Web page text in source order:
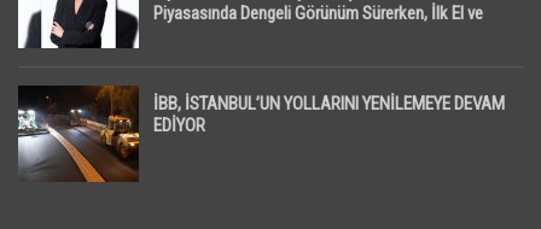
Piyasasında Dengeli Görünüm Sürerken, İlk El ve
İBB, İSTANBUL’UN YOLLARINI YENİLEMEYE DEVAM
EDİYOR